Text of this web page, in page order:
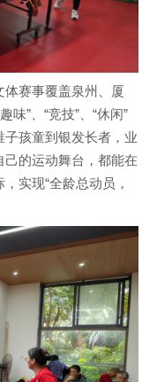
赛事覆盖泉州、厦
味”、“竞技”、“休闲”
孩童到银发长者，业
的运动舞台，都能在
实现“全龄总动员，